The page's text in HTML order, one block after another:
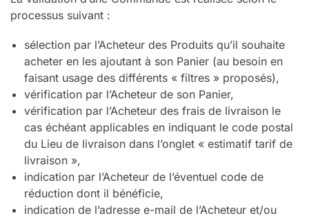
processus suivant :
sélection par l’Acheteur des Produits qu’il souhaite
acheter en les ajoutant à son Panier (au besoin en
faisant usage des différents « filtres » proposés),
vérification par l’Acheteur de son Panier,
vérification par l’Acheteur des frais de livraison le
cas échéant applicables en indiquant le code postal
du Lieu de livraison dans l’onglet « estimatif tarif de
livraison »,
indication par l’Acheteur de l’éventuel code de
réduction dont il bénéficie,
indication de l’adresse e-mail de l’Acheteur et/ou